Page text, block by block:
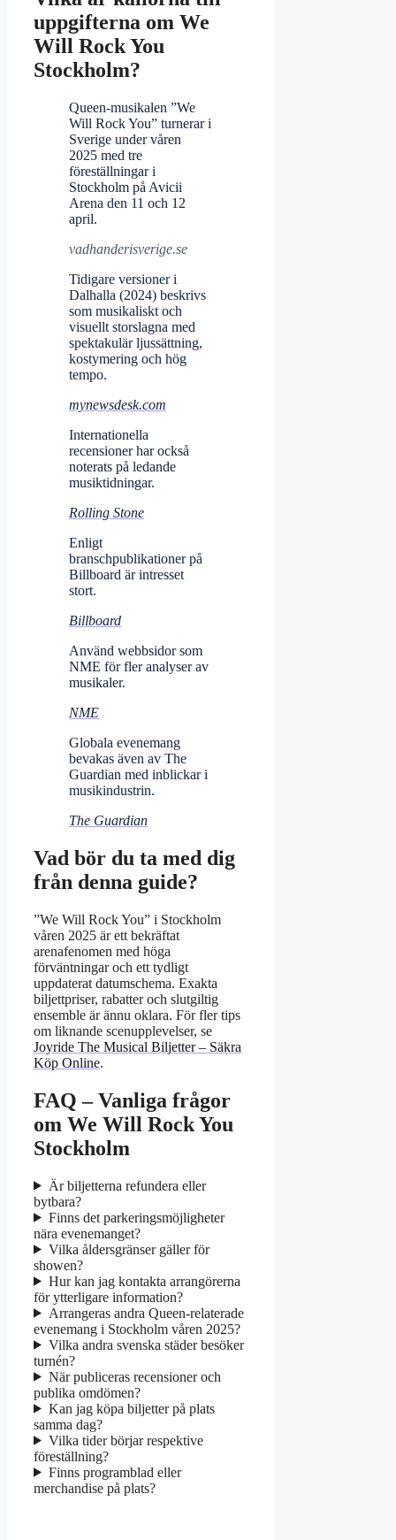
uppgifterna om We
Will Rock You
Stockholm?
Queen-musikalen ”We
Will Rock You” turnerar i
Sverige under våren
2025 med tre
föreställningar i
Stockholm på Avicii
Arena den 11 och 12
april.
vadhanderisverige.se
Tidigare versioner i
Dalhalla (2024) beskrivs
som musikaliskt och
visuellt storslagna med
spektakulär ljussättning,
kostymering och hög
tempo.
mynewsdesk.com
Internationella
recensioner har också
noterats på ledande
musiktidningar.
Rolling Stone
Enligt
branschpublikationer på
Billboard är intresset
stort.
Billboard
Använd webbsidor som
NME för fler analyser av
musikaler.
NME
Globala evenemang
bevakas även av The
Guardian med inblickar i
musikindustrin.
The Guardian
Vad bör du ta med dig
från denna guide?
”We Will Rock You” i Stockholm
våren 2025 är ett bekräftat
arenafenomen med höga
förväntningar och ett tydligt
uppdaterat datumschema. Exakta
biljettpriser, rabatter och slutgiltig
ensemble är ännu oklara. För fler tips
om liknande scenupplevelser, se
Joyride The Musical Biljetter – Säkra
Köp Online.
FAQ – Vanliga frågor
om We Will Rock You
Stockholm
Är biljetterna refundera eller
bytbara?
Finns det parkeringsmöjligheter
nära evenemanget?
Vilka åldersgränser gäller för
showen?
Hur kan jag kontakta arrangörerna
för ytterligare information?
Arrangeras andra Queen-relaterade
evenemang i Stockholm våren 2025?
Vilka andra svenska städer besöker
turnén?
När publiceras recensioner och
publika omdömen?
Kan jag köpa biljetter på plats
samma dag?
Vilka tider börjar respektive
föreställning?
Finns programblad eller
merchandise på plats?